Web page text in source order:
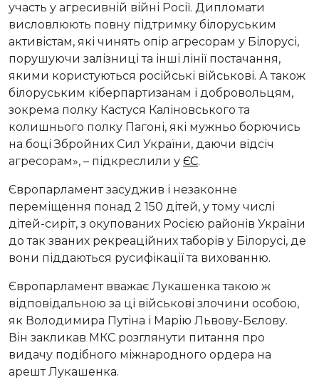
участь у агресивній війні Росії. Дипломати
висловлюють повну підтримку білоруським
активістам, які чинять опір агресорам у Білорусі,
порушуючи залізниці та інші лінії постачання,
якими користуються російські військові. А також
білоруським кіберпартизанам і добровольцям,
зокрема полку Кастуся Каліновського та
колишнього полку Пагоні, які мужньо борючись
на боці Збройних Сил України, даючи відсіч
агресорам», – підкреслили у ЄС.
Європарламент засуджив і незаконне
переміщення понад 2 150 дітей, у тому числі
дітей-сиріт, з окупованих Росією районів України
до так званих рекреаційних таборів у Білорусі, де
вони піддаються русифікації та вихованню.
Європарламент вважає Лукашенка такою ж
відповідальною за ці військові злочини особою,
як Володимира Путіна і Марію Львову-Бєлову.
Він закликав МКС розглянути питання про
видачу подібного міжнародного ордера на
арешт Лукашенка.